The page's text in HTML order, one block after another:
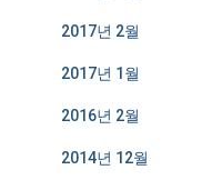
2017년 2월
2017년 1월
2016년 2월
2014년 12월